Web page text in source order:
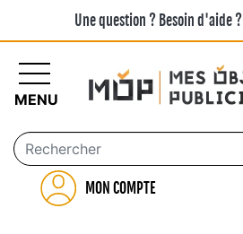
Une question ? Besoin d'aide ?
MON COMPTE
MENU